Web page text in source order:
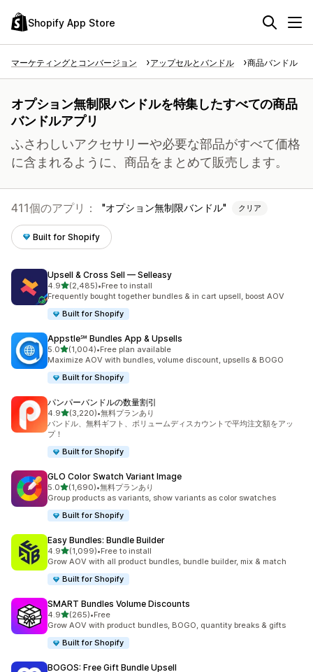
Shopify App Store
マーケティングとコンバージョン アップセルとバンドル 商品バンドル
オプション無制限バンドルを特集したすべての商品
バンドルアプリ
ふさわしいアクセサリーや必要な部品がすべて価格
に含まれるように、商品をまとめて販売します。
411個のアプリ： オプション無制限バンドル クリア
Built for Shopify
Upsell & Cross Sell — Selleasy
4.95つ星中
(2,485)
合計レビュー数：2485件
•Free to install
Frequently bought together bundles & in cart upsell, boost AOV
Built for Shopify
Appstle℠ Bundles App & Upsells
5.05つ星中
(1,004)
合計レビュー数：1004件
•Free plan available
Maximize AOV with bundles, volume discount, upsells & BOGO
Built for Shopify
パンパーバンドルの数量割引
4.95つ星中
(3,220)
合計レビュー数：3220件
•無料プランあり
バンドル、無料ギフト、ボリュームディスカウントで平均注文額をアッ
プ！
Built for Shopify
GLO Color Swatch Variant Image
5.05つ星中
(1,690)
合計レビュー数：1690件
•無料プランあり
Group products as variants, show variants as color swatches
Built for Shopify
Easy Bundles: Bundle Builder
4.95つ星中
(1,099)
合計レビュー数：1099件
•Free to install
Grow AOV with all product bundles, bundle builder, mix & match
Built for Shopify
SMART Bundles Volume Discounts
4.95つ星中
(265)
合計レビュー数：265件
•Free
Grow AOV with product bundles, BOGO, quantity breaks & gifts
Built for Shopify
BOGOS: Free Gift Bundle Upsell